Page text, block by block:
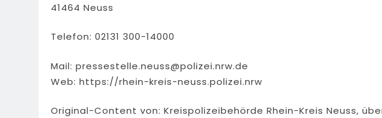
41464 Neuss
Telefon: 02131 300-14000
Mail: pressestelle.neuss@polizei.nrw.de
Web: https://rhein-kreis-neuss.polizei.nrw
Original-Content von: Kreispolizeibehörde Rhein-Kreis Neuss,